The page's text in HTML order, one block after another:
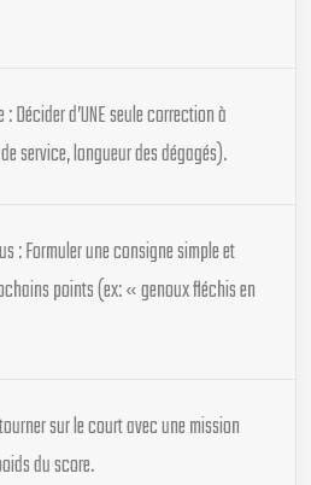
Décider d’UNE seule correction à
service, longueur des dégagés).
: Formuler une consigne simple et
points (ex: « genoux fléchis en
sur le court avec une mission
du score.